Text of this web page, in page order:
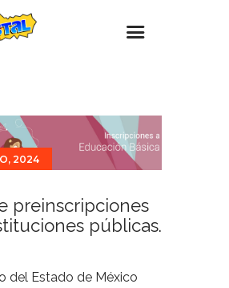
2024
preinscripciones
públicas.
del Estado de México